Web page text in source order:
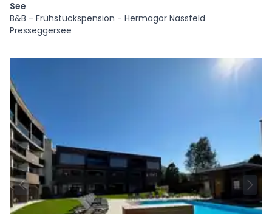
See
B&B - Frühstückspension - Hermagor Nassfeld
Presseggersee